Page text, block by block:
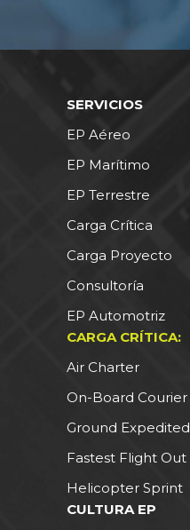
SERVICIOS
EP Aéreo
EP Marítimo
EP Terrestre
Carga Crítica
Carga Proyecto
Consultoría
EP Automotriz
CARGA CRÍTICA:
Air Charter
On-Board Courier
Ground Expedited
Fastest Flight Out
Helicopter Sprint
CULTURA EP